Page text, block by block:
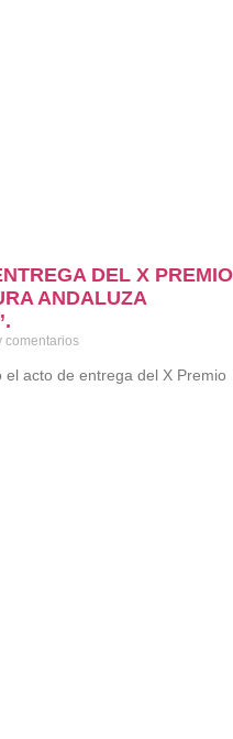
DEL X PREMIO
ANDALUZA
comentarios
acto de entrega del X Premio